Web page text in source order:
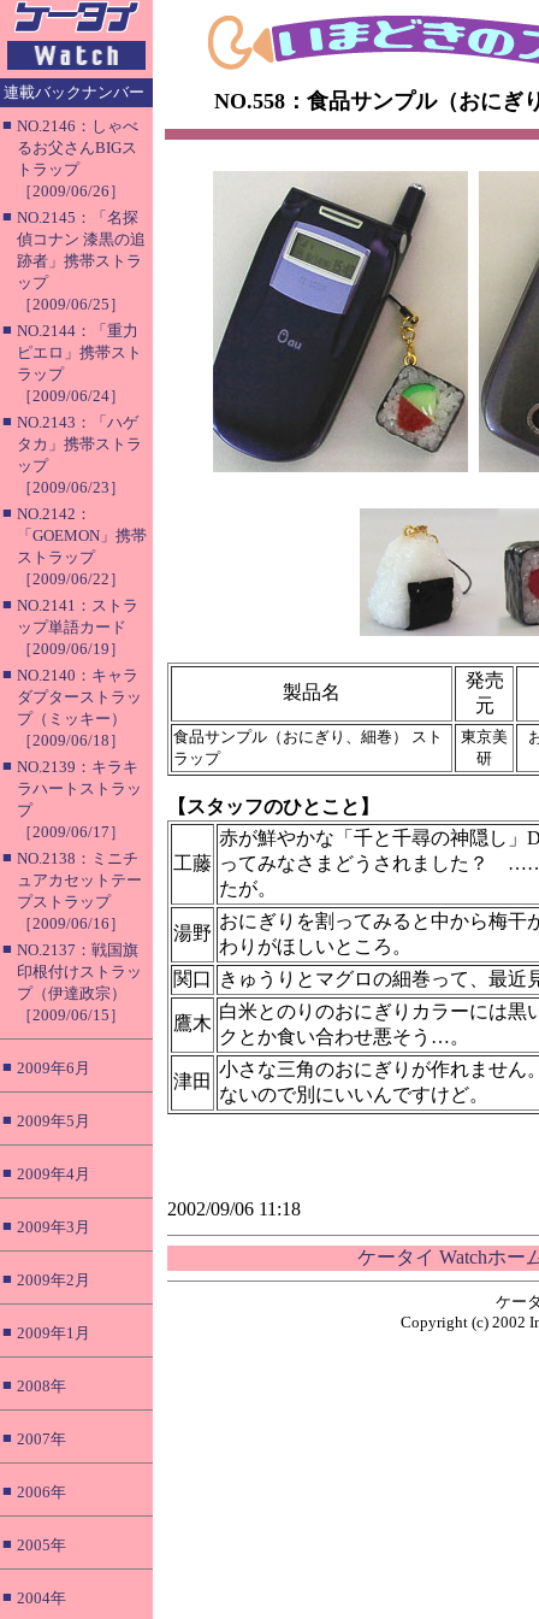
連載バックナンバー
■ NO.2146：しゃべ
るお父さんBIGス
トラップ
［2009/06/26］
■ NO.2145：「名探
偵コナン 漆黒の追
跡者」携帯ストラ
ップ
［2009/06/25］
■ NO.2144：「重力
ピエロ」携帯スト
ラップ
［2009/06/24］
■ NO.2143：「ハゲ
タカ」携帯ストラ
ップ
［2009/06/23］
■ NO.2142：
「GOEMON」携帯
ストラップ
［2009/06/22］
■ NO.2141：ストラ
ップ単語カード
［2009/06/19］
■ NO.2140：キャラ
ダプターストラッ
プ（ミッキー）
［2009/06/18］
■ NO.2139：キラキ
ラハートストラッ
プ
［2009/06/17］
■ NO.2138：ミニチ
ュアカセットテー
プストラップ
［2009/06/16］
■ NO.2137：戦国旗
印根付けストラッ
プ（伊達政宗）
［2009/06/15］
■ 2009年6月
■ 2009年5月
■ 2009年4月
■ 2009年3月
■ 2009年2月
■ 2009年1月
■ 2008年
■ 2007年
■ 2006年
■ 2005年
■ 2004年
NO.558：食品サンプル（おにぎ
製品名
発売
元
食品サンプル（おにぎり、細巻） スト
ラップ
東京美
研
【スタッフのひとこと】
工藤
赤が鮮やかな「千と千尋の神隠し」
ってみなさまどうされました？
たが。
湯野
おにぎりを割ってみると中から梅干
わりがほしいところ。
関口 きゅうりとマグロの細巻って、最
鷹木
白米とのりのおにぎりカラーには黒
クとか食い合わせ悪そう…。
津田
小さな三角のおにぎりが作れません
ないので別にいいんですけど。
2002/09/06 11:18
ケータイ Watchホー
ケー
Copyright (c) 2002